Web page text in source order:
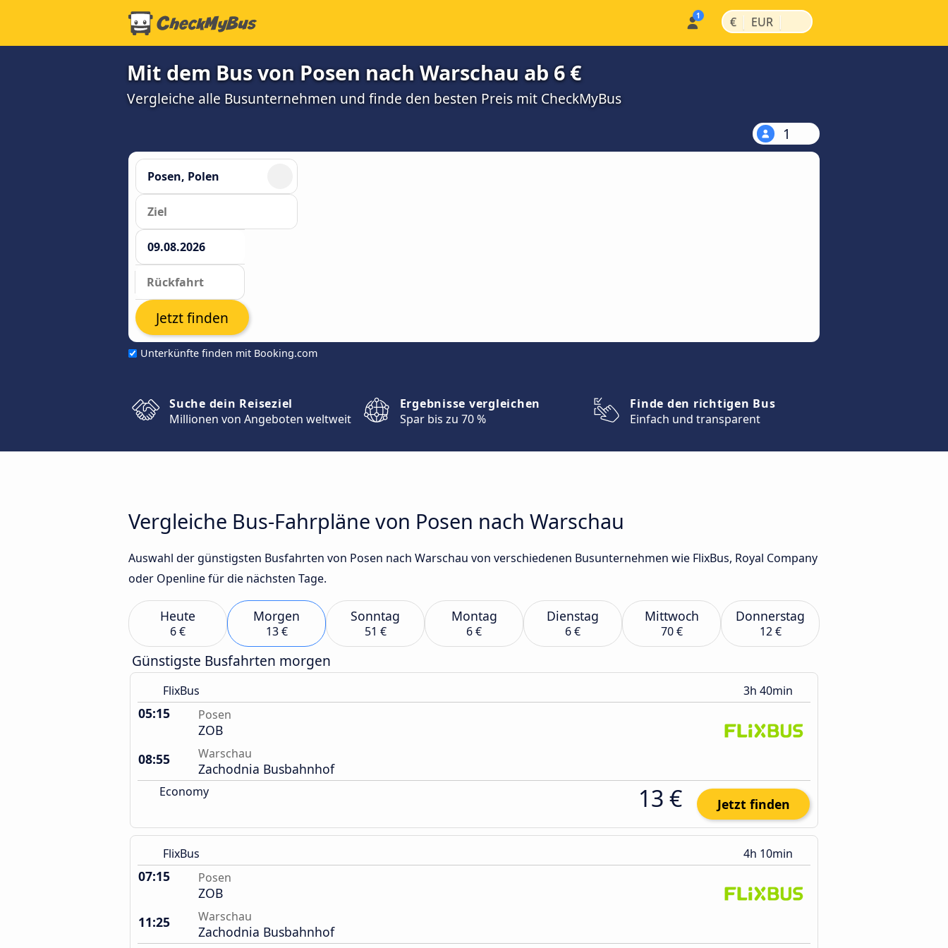
€ | EUR |
Mit dem Bus von Posen nach Warschau ab 6 €
Vergleiche alle Busunternehmen und finde den besten Preis mit CheckMyBus
1
Unterkünfte finden mit Booking.com
Jetzt finden
Suche dein Reiseziel
Millionen von Angeboten weltweit
Ergebnisse vergleichen
Spar bis zu 70 %
Finde den richtigen Bus
Einfach und transparent
Vergleiche Bus-Fahrpläne von Posen nach Warschau
Auswahl der günstigsten Busfahrten von Posen nach Warschau von verschiedenen Busunternehmen wie FlixBus, Royal Company
oder Openline für die nächsten Tage.
Heute
6 €
Morgen
13 €
Sonntag
51 €
Montag
6 €
Dienstag
6 €
Mittwoch
70 €
Donnerstag
12 €
Günstigste Busfahrten morgen
FlixBus 3h 40min
05:15 Posen
ZOB
08:55
Warschau
Zachodnia Busbahnhof
Economy 13 € Jetzt finden
FlixBus 4h 10min
07:15 Posen
ZOB
11:25
Warschau
Zachodnia Busbahnhof